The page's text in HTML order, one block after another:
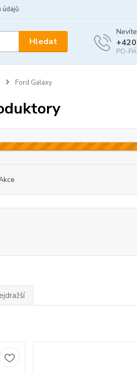
údajů
Hledat
PO-
Ford Galaxy